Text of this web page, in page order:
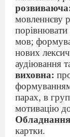
мовленнєву
порівнювати
мов;
нових
аудіювання
виховна:
парах, в
мотивацію
картки.